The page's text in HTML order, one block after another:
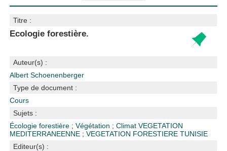
Titre :
Ecologie forestière.
Auteur(s) :
Albert Schoenenberger
Type de document :
Cours
Sujets :
Écologie forestière ;Végétation ;ClimatVEGETATION
MEDITERRANEENNE ;VEGETATION FORESTIERETUNISIE
Editeur(s) :